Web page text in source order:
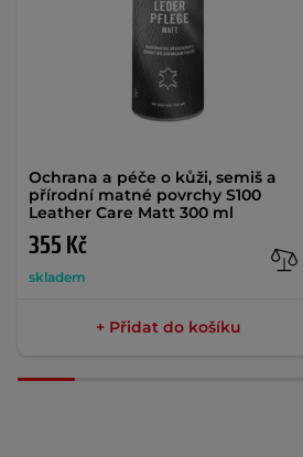
Ochrana a péče o kůži, semiš a
přírodní matné povrchy S100
Leather Care Matt 300 ml
355 Kč
skladem
+ Přidat do košíku